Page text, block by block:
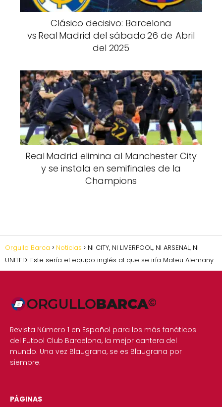
Clásico decisivo: Barcelona
vs Real Madrid del sábado 26 de Abril
del 2025
Real Madrid elimina al Manchester City
y se instala en semifinales de la
Champions
Orgullo Barca Noticias
NI CITY, NI LIVERPOOL, NI ARSENAL, NI
UNITED: Este sería el equipo inglés al que se iría Mateu Alemany
Revista Número 1 en Español para los más fanáticos
del Futbol Club Barcelona, la mejor cantera del
mundo. Una vez Blaugrana, se es Blaugrana por
siempre.
PÁGINAS